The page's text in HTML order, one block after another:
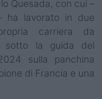
Quesada, con cui –
ha lavorato in due
carriera da
sotto la guida del
sulla panchina
di Francia e una